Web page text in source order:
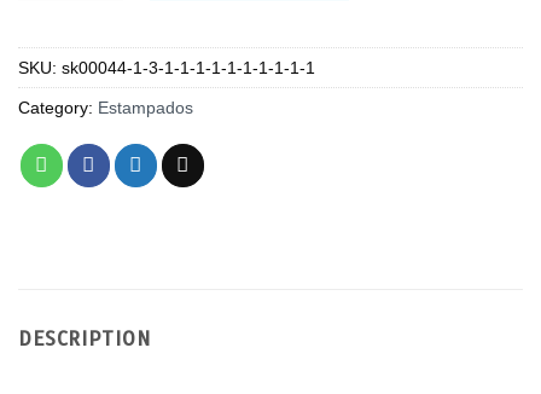
SKU: sk00044-1-3-1-1-1-1-1-1-1-1-1-1
Category: Estampados
DESCRIPTION